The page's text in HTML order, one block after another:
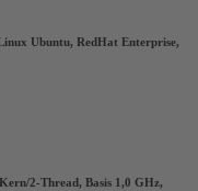
Ubuntu, RedHat Enterprise,
2-Thread, Basis 1,0 GHz,